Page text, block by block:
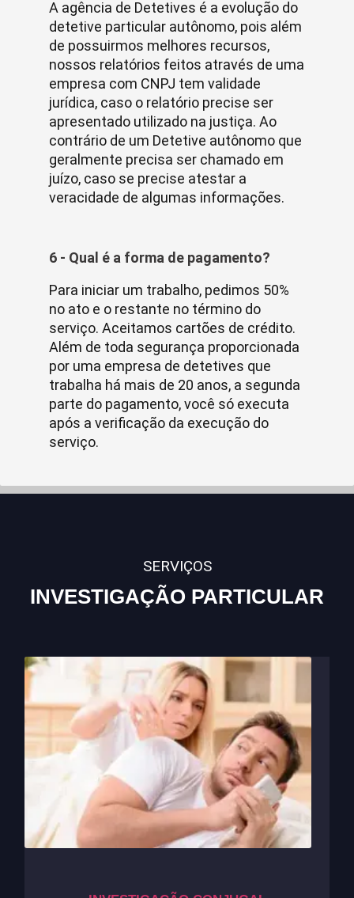
A agência de Detetives é a evolução do
detetive particular autônomo, pois além
de possuirmos melhores recursos,
nossos relatórios feitos através de uma
empresa com CNPJ tem validade
jurídica, caso o relatório precise ser
apresentado utilizado na justiça. Ao
contrário de um Detetive autônomo que
geralmente precisa ser chamado em
juízo, caso se precise atestar a
veracidade de algumas informações.
6 - Qual é a forma de pagamento?
Para iniciar um trabalho, pedimos 50%
no ato e o restante no término do
serviço. Aceitamos cartões de crédito.
Além de toda segurança proporcionada
por uma empresa de detetives que
trabalha há mais de 20 anos, a segunda
parte do pagamento, você só executa
após a verificação da execução do
serviço.
SERVIÇOS
INVESTIGAÇÃO PARTICULAR